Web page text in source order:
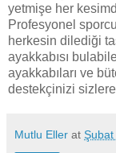
yetmişe her
Profesyonel
herkesin dilediği
ayakkabısı
ayakkabıları ve
destekçinizi
Mutlu Eller at Şubat